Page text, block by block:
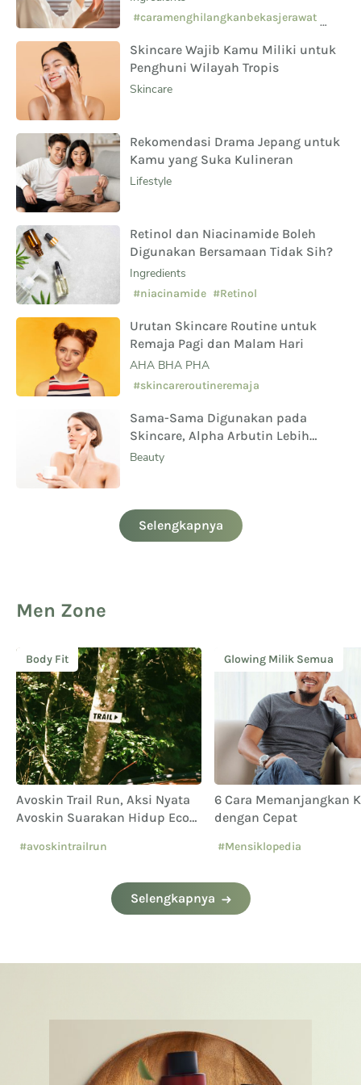
Sampingnya?
#caramenghilangkanbekasjerawat
#skincarepemula
Skincare Wajib Kamu Miliki untuk
Penghuni Wilayah Tropis
Skincare
Rekomendasi Drama Jepang untuk
Kamu yang Suka Kulineran
Lifestyle
Retinol dan Niacinamide Boleh
Digunakan Bersamaan Tidak Sih?
Ingredients
#niacinamide #Retinol
Urutan Skincare Routine untuk
Remaja Pagi dan Malam Hari
AHA BHA PHA
#skincareroutineremaja
Sama-Sama Digunakan pada
Skincare, Alpha Arbutin Lebih
Aman Digunakan Daripada
Beauty
Selengkapnya
Men Zone
Body Fit
Avoskin Trail Run, Aksi Nyata
Avoskin Suarakan Hidup Eco
#avoskintrailrun
Glowing Milik Semua
6 Cara Memanjangkan
dengan Cepat
#Mensiklopedia
Selengkapnya